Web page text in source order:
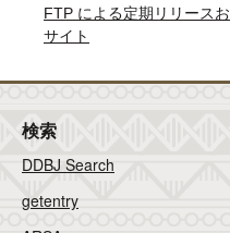
問合せ
FTP による定期リリース
サイト
検索
DDBJ Search
getentry